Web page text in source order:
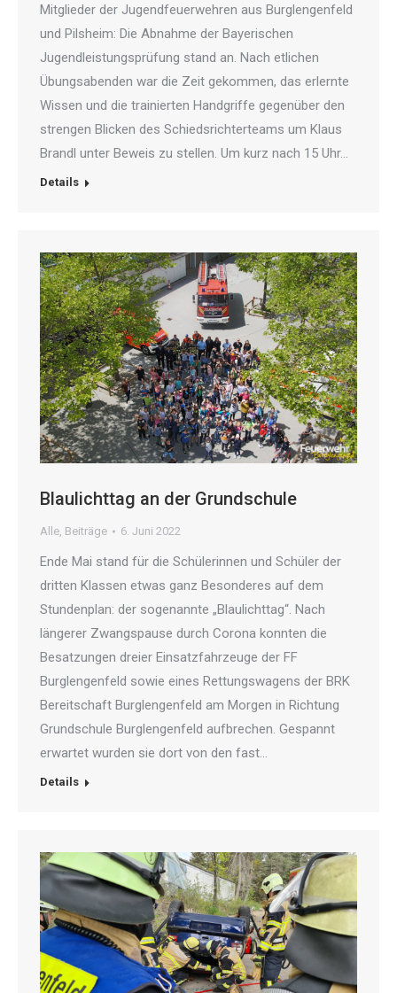
Mitglieder der Jugendfeuerwehren aus Burglengenfeld
und Pilsheim: Die Abnahme der Bayerischen
Jugendleistungsprüfung stand an. Nach etlichen
Übungsabenden war die Zeit gekommen, das erlernte
Wissen und die trainierten Handgriffe gegenüber den
strengen Blicken des Schiedsrichterteams um Klaus
Brandl unter Beweis zu stellen. Um kurz nach 15 Uhr…
Details
Blaulichttag an der Grundschule
Alle, Beiträge 6. Juni 2022
Ende Mai stand für die Schülerinnen und Schüler der
dritten Klassen etwas ganz Besonderes auf dem
Stundenplan: der sogenannte „Blaulichttag“. Nach
längerer Zwangspause durch Corona konnten die
Besatzungen dreier Einsatzfahrzeuge der FF
Burglengenfeld sowie eines Rettungswagens der BRK
Bereitschaft Burglengenfeld am Morgen in Richtung
Grundschule Burglengenfeld aufbrechen. Gespannt
erwartet wurden sie dort von den fast…
Details